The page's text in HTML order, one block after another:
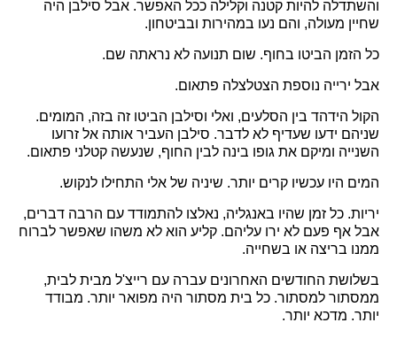
והשתדלה להיות קטנה וקלילה ככל האפשר. אבל סילבן היה
שחיין מעולה, והם נעו במהירות ובביטחון.
כל הזמן הביטו בחוף. שום תנועה לא נראתה שם.
אבל ירייה נוספת הצטלצלה פתאום.
הקול הידהד בין הסלעים, ואלי וסילבן הביטו זה בזה, המומים.
שניהם ידעו שעדיף לא לדבר. סילבן העביר אותה אל זרועו
השנייה ומיקם את גופו בינה לבין החוף, שנעשה קטלני פתאום.
המים היו עכשיו קרים יותר. שיניה של אלי התחילו לנקוש.
יריות. כל זמן שהיו באנגליה, נאלצו להתמודד עם הרבה דברים,
אבל אף פעם לא ירו עליהם. קליע הוא לא משהו שאפשר לברוח
ממנו בריצה או בשחייה.
בשלושת החודשים האחרונים עברה עם רייצ'ל מבית לבית,
ממסתור למסתור. כל בית מסתור היה מפואר יותר. מבודד
יותר. מדכא יותר.